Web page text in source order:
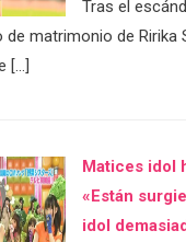
Tras el
de matrimonio de Ririka
[…]
Matices idol
«Están
idol